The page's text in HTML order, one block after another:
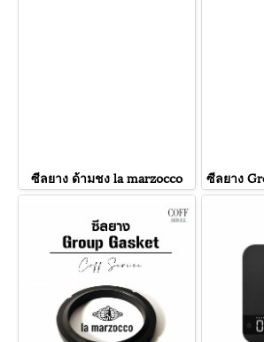
ซีลยาง ด้ามชง la marzocco